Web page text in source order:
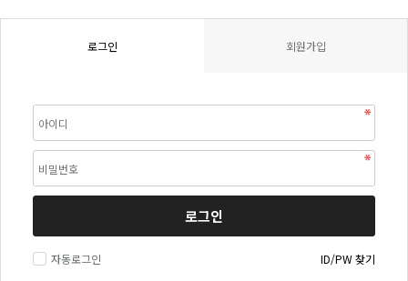
로그인 회원가입
로그인
자동로그인 ID/PW 찾기